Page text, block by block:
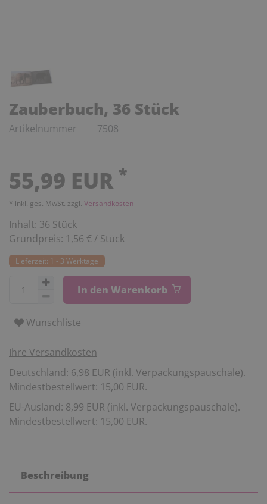
Zauberbuch, 36 Stück
Artikelnummer 7508
55,99 EUR *
* inkl. ges. MwSt. zzgl. Versandkosten
Inhalt: 36 Stück
Grundpreis: 1,56 € / Stück
Lieferzeit: 1 - 3 Werktage
In den Warenkorb
Wunschliste
Ihre Versandkosten
Deutschland: 6,98 EUR (inkl. Verpackungspauschale).
Mindestbestellwert: 15,00 EUR.
EU-Ausland: 8,99 EUR (inkl. Verpackungspauschale).
Mindestbestellwert: 15,00 EUR.
Beschreibung